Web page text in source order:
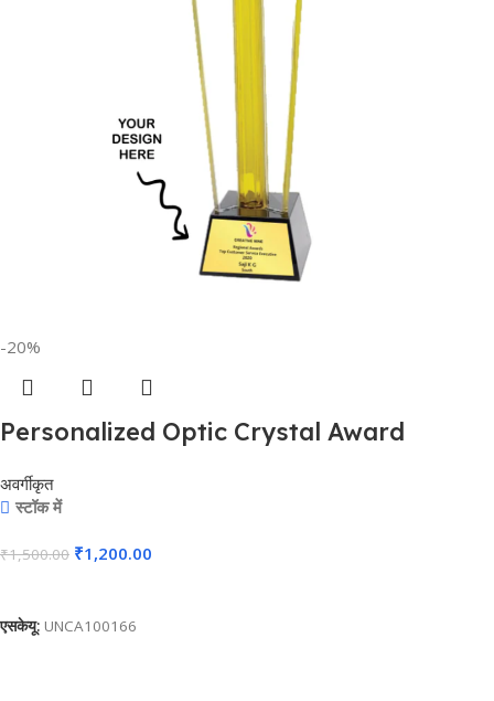
-20%
Personalized Optic Crystal Award
Corporate Gifting, Award Shows, Sports
BG-MA531
अवर्गीकृत
स्टॉक में
₹1,500.00 ₹1,200.00
एसकेयू: UNCA100166